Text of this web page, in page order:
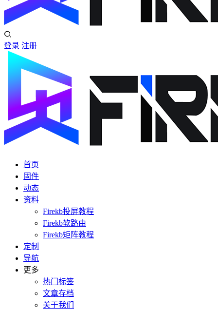
登录 注册
首页
固件
动态
资料
Firekb投屏教程
Firekb软路由
Firekb矩阵教程
定制
导航
更多
热门标签
文章存档
关于我们